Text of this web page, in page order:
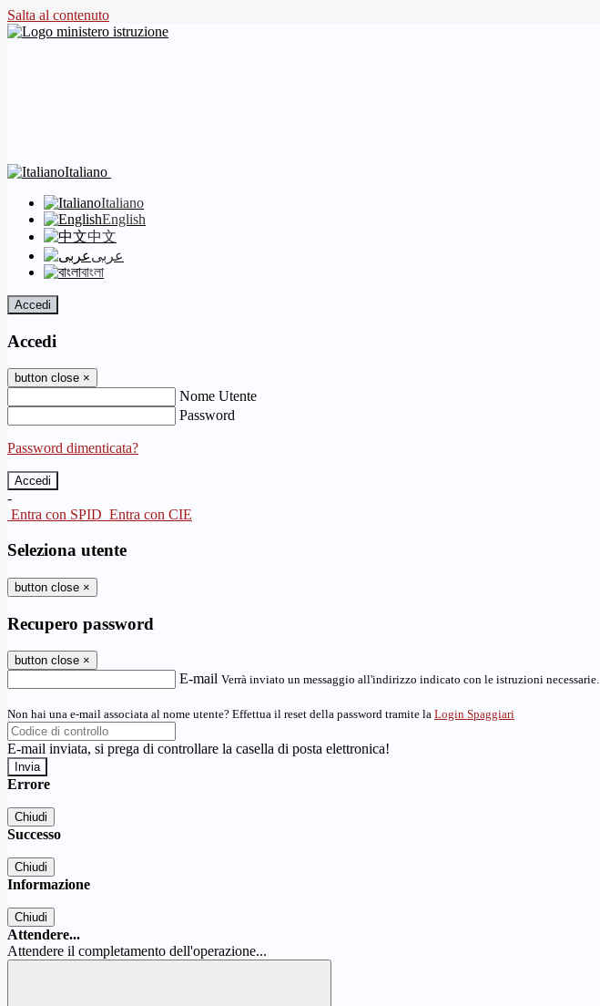
Salta al contenuto
Italiano
Italiano
English
中文
عربى
বাংলা
Accedi
Accedi
button close ×
Nome Utente
Password
Password dimenticata?
-
Entra con SPID Entra con CIE
Seleziona utente
button close ×
Recupero password
button close ×
E-mail Verrà inviato un messaggio all'indirizzo indicato con le istruzioni necessarie.
Non hai una e-mail associata al nome utente? Effettua il reset della password tramite la Login Spaggiari
E-mail inviata, si prega di controllare la casella di posta elettronica!
Errore
Chiudi
Successo
Chiudi
Informazione
Chiudi
Attendere...
Attendere il completamento dell'operazione...